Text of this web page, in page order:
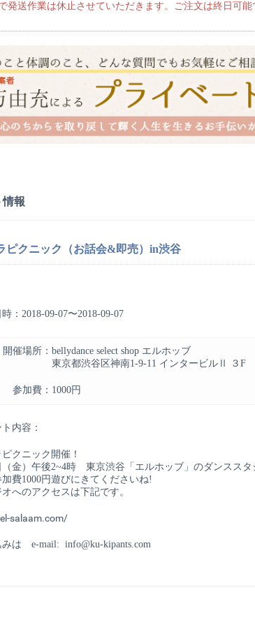
送作業は休止させていただきます。ご注文は終日可能
情報
ピクニック（お話会&即売）in渋谷
：2018-09-07〜2018-09-07
開催場所：bellydance select shop エルホッブ
東京都渋谷区神南1-9-11 インタービルⅡ ３F
参加費： 1000円
内容：
クニック開催！
（金）午後2~4時 東京渋谷「エルホッブ」のダンスス
費1000円遊びにきてくださいね!
オへのアクセスは下記です。
salaam.com/
みは e-mail: info@ku-kipants.com